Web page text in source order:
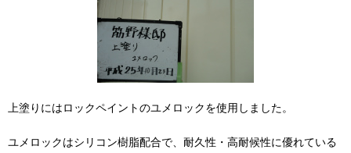
上塗りにはロックペイントのユメロックを使用しました。
ユメロックはシリコン樹脂配合で、耐久性・高耐候性に優れている